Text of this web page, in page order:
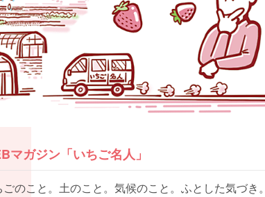
マガジン「いちご名人」
ごのこと。土のこと。気候のこと。ふとした気づ